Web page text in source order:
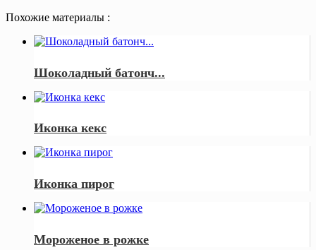
Похожие материалы :
Шоколадный батонч...
Иконка кекс
Иконка пирог
Мороженое в рожке